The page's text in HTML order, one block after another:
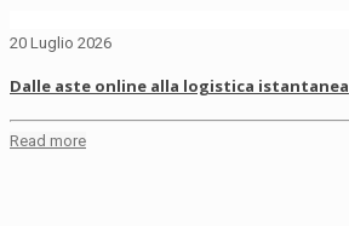
20 Luglio 2026
Dalle aste online alla logistica istantanea
Read more